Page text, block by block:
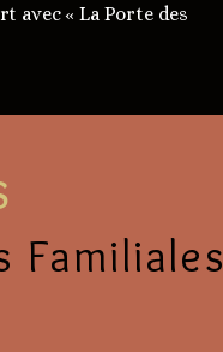
avec « La Porte des
Familiales